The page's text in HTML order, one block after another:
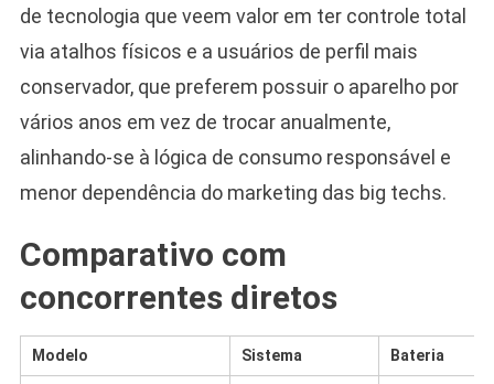
de tecnologia que veem valor em ter controle total
via atalhos físicos e a usuários de perfil mais
conservador, que preferem possuir o aparelho por
vários anos em vez de trocar anualmente,
alinhando-se à lógica de consumo responsável e
menor dependência do marketing das big techs.
Comparativo com
concorrentes diretos
Modelo Sistema Bateria